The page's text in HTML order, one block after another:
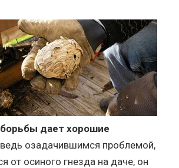
дает хорошие
ведь озадачившимся проблемой,
от осиного гнезда на даче, он